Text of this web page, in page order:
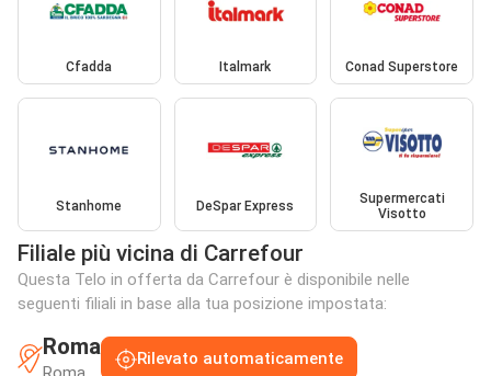
Cfadda Italmark Conad Superstore
Stanhome DeSpar Express
Supermercati
Visotto
Filiale più vicina di Carrefour
Questa Telo in offerta da Carrefour è disponibile nelle
seguenti filiali in base alla tua posizione impostata:
Roma Rilevato automaticamente